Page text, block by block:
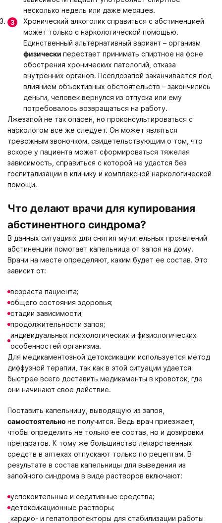
несколько недель или даже месяцев.
Хронический алкоголик справиться с абстиненцией
может только с наркологической помощью.
Единственный альтернативный вариант – организм
физически перестает принимать спиртное на фоне
обострения хронических патологий, отказа
внутренних органов. Псевдозапой заканчивается под
влиянием объективных обстоятельств – закончились
деньги, человек вернулся из отпуска или ему
потребовалось возвращаться на работу.
Лжезапой не так опасен, но проконсультироваться с
наркологом все же следует. Он может являться
тревожным звоночком, свидетельствующим о том, что
вскоре у пациента может сформироваться тяжелая
зависимость, справиться с которой не удастся без
госпитализации в клинику и комплексной наркологической
помощи.
Что делают врачи для купирования
абстинентного синдрома?
В данных ситуациях для снятия мучительных проявлений
абстиненции помогает капельница от запоя на дому.
Врачи на месте определяют, каким будет ее состав. Это
зависит от:
возраста пациента;
общего состояния здоровья;
стадии зависимости;
продолжительности запоя;
индивидуальных психологических и физиологических
особенностей организма.
Для медикаментозной детоксикации используется метод
диффузной терапии, так как в этой ситуации удается
быстрее всего доставить медикаменты в кровоток, где
они начинают свое действие.
Поставить капельницу, выводящую из запоя,
самостоятельно не получится. Ведь врач приезжает,
чтобы определить не только ее состав, но и дозировки
препаратов. К тому же большинство лекарственных
средств в аптеках отпускают только по рецептам. В
результате в состав капельницы для выведения из
запойного синдрома в виде растворов включают:
успокоительные и седативные средства;
детоксикационные растворы;
кардио- и гепатопротекторы для стабилизации работы
Получить консультацию
Нажимая кнопку «Получить консультацию», вы соглашаетесь
политикой конфиденциальности сайта
Оставить отзыв
Нажимая кнопку «Оставить отзыв», вы соглашаетесь с
политикой конфиденциальности
Великий Новгород
Мурманск
Владивосток
Екатеринбург